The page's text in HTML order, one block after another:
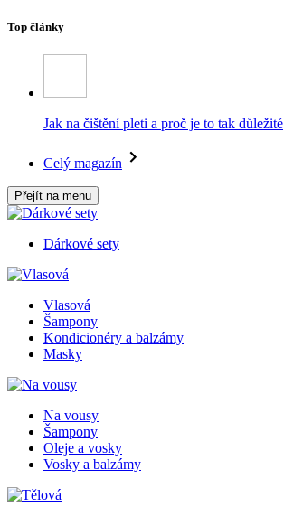
Top články
Jak na čištění pleti a proč je to tak důležité
Celý magazín
Přejít na menu
Dárkové sety
Vlasová
Šampony
Kondicionéry a balzámy
Masky
Na vousy
Šampony
Oleje a vosky
Vosky a balzámy